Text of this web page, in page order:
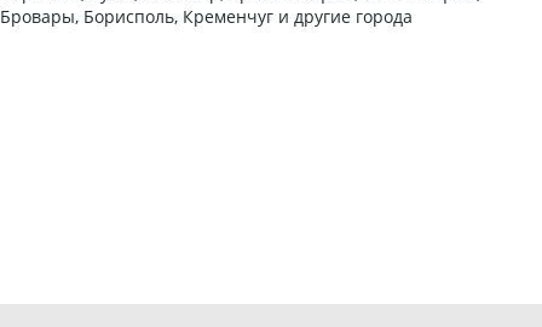
Бровары, Борисполь, Кременчуг и другие города